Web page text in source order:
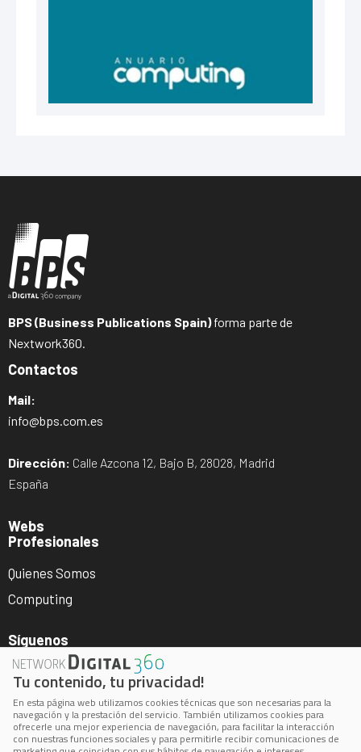
BPS (Business Publications Spain)forma parte de
Nextwork360.
Contactos
Mail:
info@bps.com.es
Dirección: Calle Azcona 12, Bajo B, 28028, Madrid
España
Webs
Profesionales
Quienes Somos
Computing
Síguenos
Tu contenido, tu privacidad!
En esta página web utilizamos cookies técnicas que son necesarias para la
navegación y la prestación del servicio. También utilizamos cookies para
ofrecerle una mejor experiencia de navegación, para facilitar la interacción
con nuestras funciones sociales y para permitirle recibir comunicaciones de